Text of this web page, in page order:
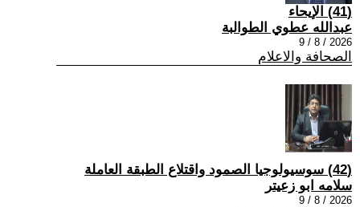
(41) الإيحاء
عبدالله عطوي الطوالبة
2026 / 8 / 9
الصحافة والاعلام
(42) سوسيولوجيا الصمود واقتلاع الطبقة العاملة
سلامه ابو زعيتر
2026 / 8 / 9